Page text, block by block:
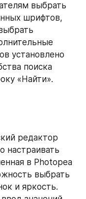
выбрать
шрифтов,
установлено
поиска
«Найти».
редактор
настраивать
в Photopea
выбрать
и яркость.